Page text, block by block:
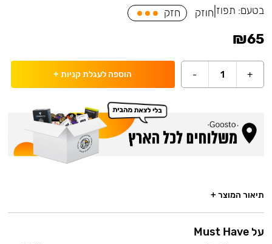
בטעם: תפוז חוזק חזק
₪65
+
1
- הוספה לעגלת קניות +
תיאור המוצר +
על Must Have